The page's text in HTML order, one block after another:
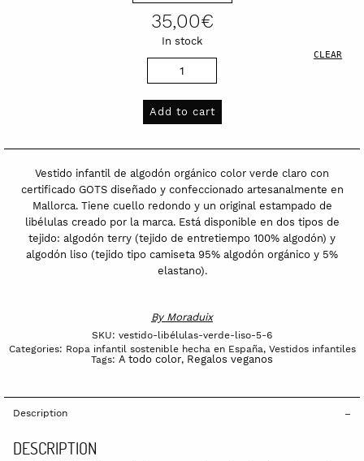
CLEAR
35,00€
In stock
orgánico
Libélulas
verde
quantity
Add to cart
Vestido infantil de algodón orgánico color verde claro con
certificado GOTS diseñado y confeccionado artesanalmente en
Mallorca. Tiene cuello redondo y un original estampado de
libélulas creado por la marca. Está disponible en dos tipos de
tejido: algodón terry (tejido de entretiempo 100% algodón) y
algodón liso (tejido tipo camiseta 95% algodón orgánico y 5%
elastano).
By Moraduix
SKU: vestido-libélulas-verde-liso-5-6
Categories: Ropa infantil sostenible hecha en España, Vestidos infantiles
Tags: A todo color, Regalos veganos
Description
DESCRIPTION